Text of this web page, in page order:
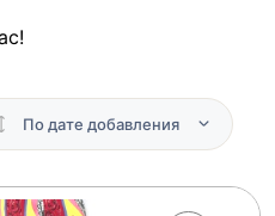
По дате добавления